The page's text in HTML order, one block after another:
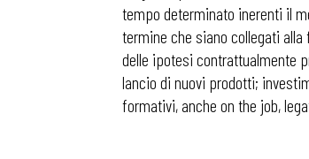
tempo determinato inerenti il
termine che siano collegati alla
delle ipotesi contrattualmente
lancio di nuovi prodotti;
formativi, anche on the job,